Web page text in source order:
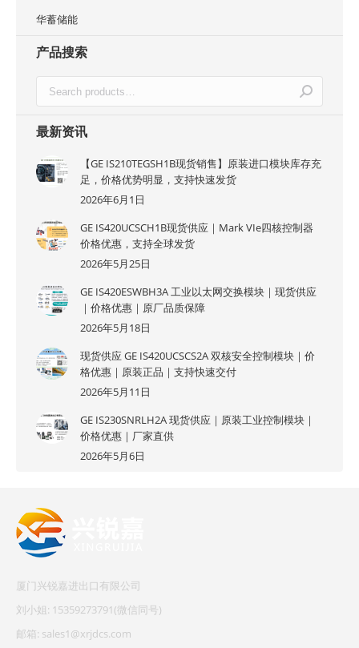
华蓄储能
产品搜索
最新资讯
【GE IS210TEGSH1B现货销售】原装进口模块库存充
足，价格优势明显，支持快速发货
2026年6月1日
GE IS420UCSCH1B现货供应｜Mark VIe四核控制器
价格优惠，支持全球发货
2026年5月25日
GE IS420ESWBH3A 工业以太网交换模块｜现货供应
｜价格优惠｜原厂品质保障
2026年5月18日
现货供应 GE IS420UCSCS2A 双核安全控制模块｜价
格优惠｜原装正品｜支持快速交付
2026年5月11日
GE IS230SNRLH2A 现货供应｜原装工业控制模块｜
价格优惠｜厂家直供
2026年5月6日
厦门兴锐嘉进出口有限公司
刘小姐: 15359273791(微信同号)
邮箱: sales1@xrjdcs.com